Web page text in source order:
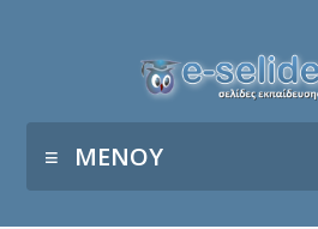
ΜΕΝΟΥ